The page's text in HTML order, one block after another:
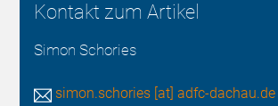
Kontakt zum Artikel
Simon Schories
simon.schories [at] adfc-dachau.de